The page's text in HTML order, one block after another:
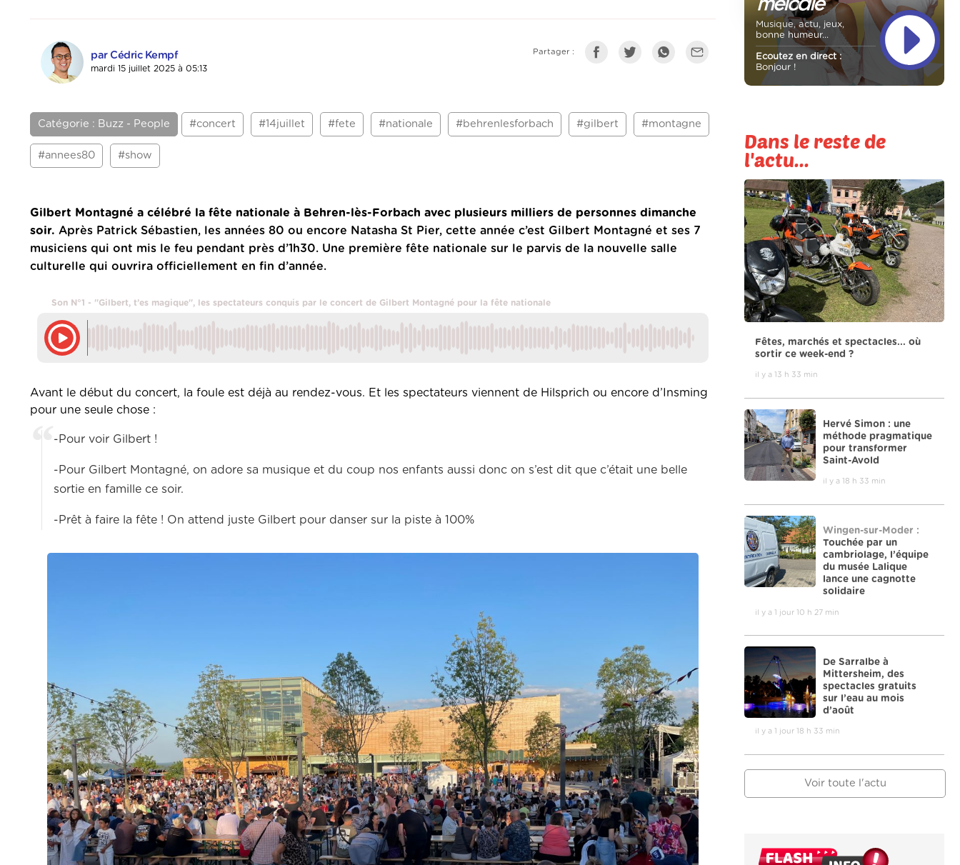
par Cédric Kempf
mardi 15 juillet 2025 à 05:13
Partager :
Catégorie : Buzz - People #concert #14juillet #fete #nationale #behrenlesforbach #gilbert #montagne
#annees80 #show
Gilbert Montagné a célébré la fête nationale à Behren-lès-Forbach avec plusieurs milliers de personnes dimanche
soir. Après Patrick Sébastien, les années 80 ou encore Natasha St Pier, cette année c’est Gilbert Montagné et ses 7
musiciens qui ont mis le feu pendant près d’1h30. Une première fête nationale sur le parvis de la nouvelle salle
culturelle qui ouvrira officiellement en fin d’année.
Son N°1 - ''Gilbert, t’es magique'', les spectateurs conquis par le concert de Gilbert Montagné pour la fête nationale
Avant le début du concert, la foule est déjà au rendez-vous. Et les spectateurs viennent de Hilsprich ou encore d’Insming
pour une seule chose :
-Pour voir Gilbert !
-Pour Gilbert Montagné, on adore sa musique et du coup nos enfants aussi donc on s’est dit que c’était une belle
sortie en famille ce soir.
-Prêt à faire la fête ! On attend juste Gilbert pour danser sur la piste à 100%
Musique, actu, jeux,
bonne humeur...
Ecoutez en direct :
Bonjour !
Dans le reste de
l'actu...
Fêtes, marchés et spectacles... où
sortir ce week-end ?
il y a 13 h 33 min
Hervé Simon : une
méthode pragmatique
pour transformer
Saint-Avold
il y a 18 h 33 min
Wingen-sur-Moder :
Touchée par un
cambriolage, l’équipe
du musée Lalique
lance une cagnotte
solidaire
il y a 1 jour 10 h 27 min
De Sarralbe à
Mittersheim, des
spectacles gratuits
sur l’eau au mois
d’août
il y a 1 jour 18 h 33 min
Voir toute l'actu